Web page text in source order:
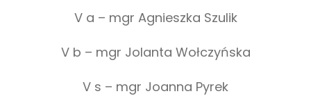
V a – mgr Agnieszka Szulik
V b – mgr Jolanta Wołczyńska
V s – mgr Joanna Pyrek